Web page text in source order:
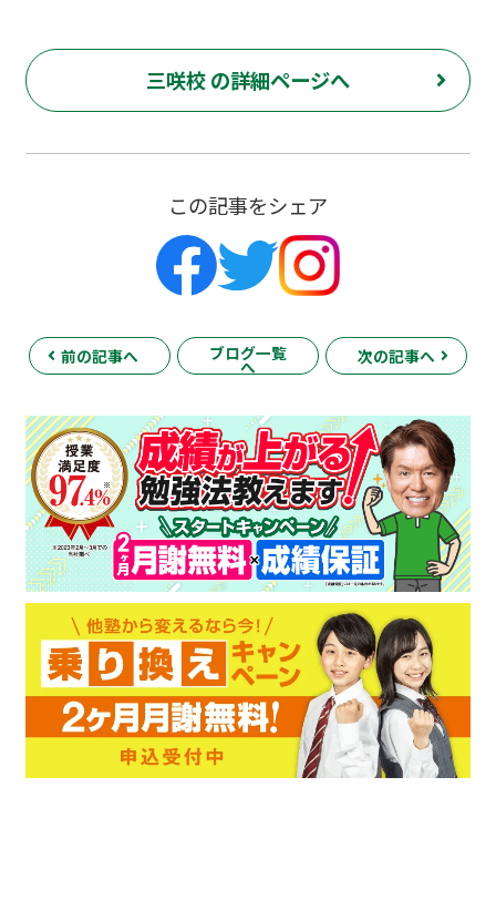
三咲校 の詳細ページへ
この記事をシェア
前の記事へ ブログ一覧
へ
次の記事へ